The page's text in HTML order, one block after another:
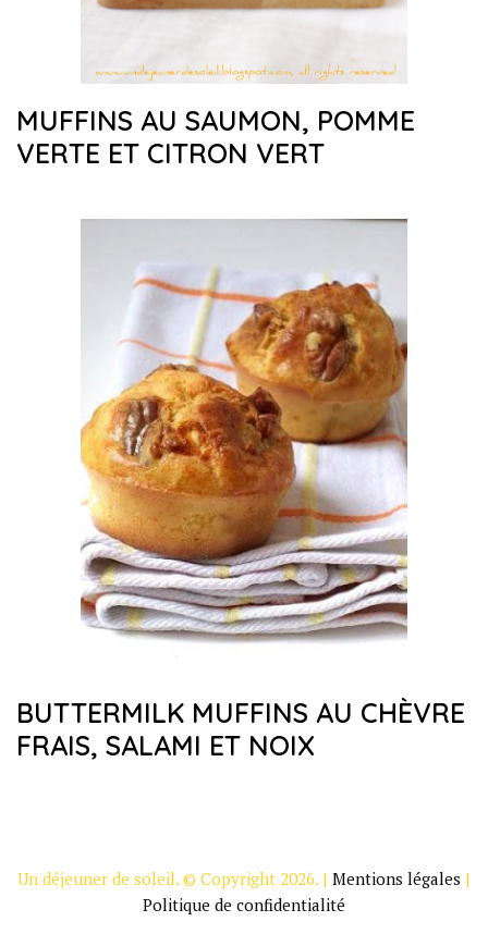
MUFFINS AU SAUMON, POMME
VERTE ET CITRON VERT
BUTTERMILK MUFFINS AU CHÈVRE
FRAIS, SALAMI ET NOIX
Un déjeuner de soleil. © Copyright 2026. | Mentions légales |
Politique de confidentialité